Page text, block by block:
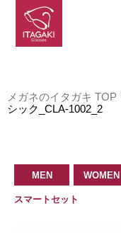
メガネのイタガキ TOP
シック_CLA-1002_2
MEN WOMEN
スマートセット